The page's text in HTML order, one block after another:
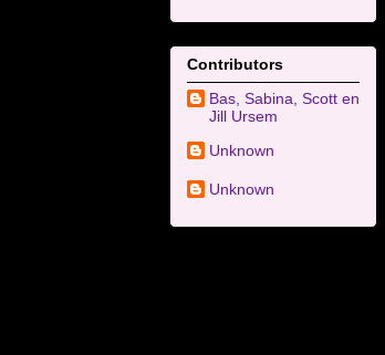
Contributors
Bas, Sabina, Scott en
Jill Ursem
Unknown
Unknown